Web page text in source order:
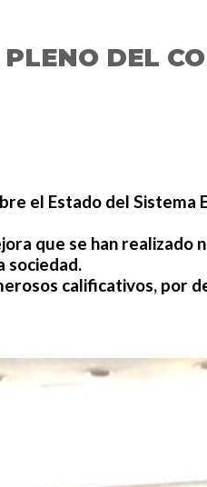
DEL
el Estado del
que se han
sociedad.
calificativos, por